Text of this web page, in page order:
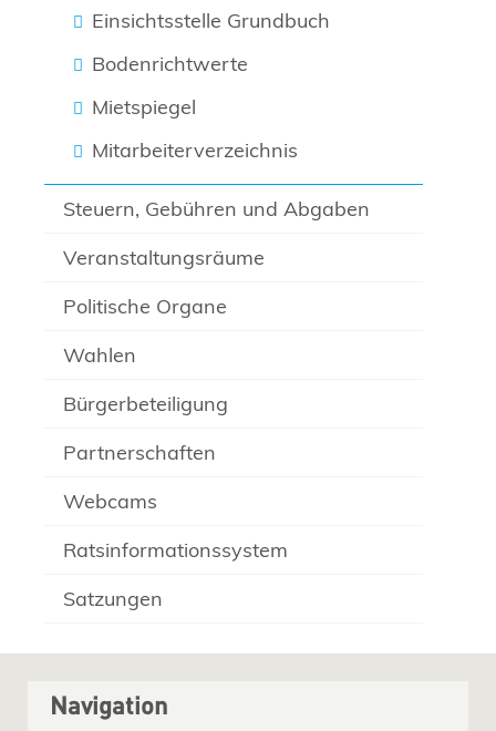
Einsichtsstelle Grundbuch
Bodenrichtwerte
Mietspiegel
Mitarbeiterverzeichnis
Steuern, Gebühren und Abgaben
Veranstaltungsräume
Politische Organe
Wahlen
Bürgerbeteiligung
Partnerschaften
Webcams
Ratsinformationssystem
Satzungen
Navigation